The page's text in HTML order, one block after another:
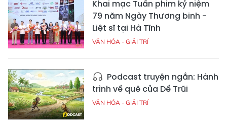
Khai mạc Tuần phim kỷ niệm
79 năm Ngày Thương binh -
Liệt sĩ tại Hà Tĩnh
VĂN HÓA - GIẢI TRÍ
Podcast truyện ngắn: Hành
trình về quê của Dế Trũi
VĂN HÓA - GIẢI TRÍ